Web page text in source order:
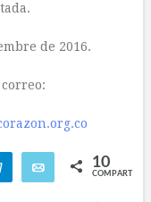
de 2016.
Telegram Email 10
COMPARTIR